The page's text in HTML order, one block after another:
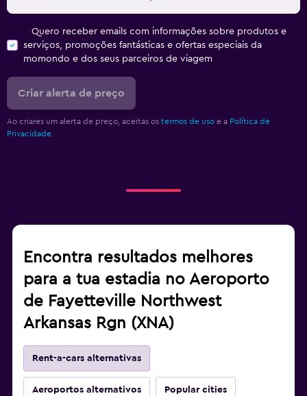
Quero receber emails com informações sobre produtos e
serviços, promoções fantásticas e ofertas especiais da
momondo e dos seus parceiros de viagem
Criar alerta de preço
Ao criares um alerta de preço, aceitas os termos de uso e a Política de
Privacidade.
Encontra resultados melhores
para a tua estadia no Aeroporto
de Fayetteville Northwest
Arkansas Rgn (XNA)
Rent-a-cars alternativas
Aeroportos alternativos Popular cities